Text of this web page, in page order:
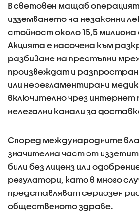
В световен мащаб
изземването на незаконни
стойност около 15,5
Акцията е насочена към
разбиване на престъпни
произвеждат и
или нерегламентирани
включително чрез интернет
нелегални канали за
Според международните
значителна част от
били без лиценз или
регулатори, като в много
представляват сериозен
общественото здраве.